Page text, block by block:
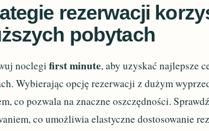
rezerwacji
pobytach
noclegifirst minute, aby uzyskać najlepsze
Wybierając opcję rezerwacji z dużym
co pozwala na znaczne oszczędności.
co umożliwia elastyczne dostosowanie